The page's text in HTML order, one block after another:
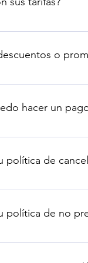
información
o
de 10
hacer un
mis pagos
política de
o
Se pueden hacer
política de no
que se